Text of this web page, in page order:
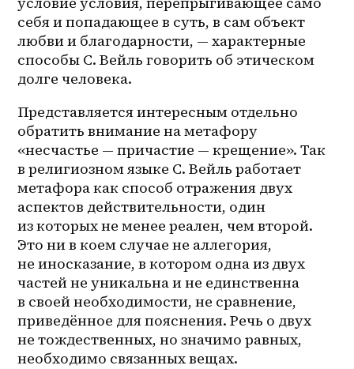
себя и попадающее в суть, в сам объект
любви и благодарности, — характерные
способы С. Вейль говорить об этическом
долге человека.
Представляется интересным отдельно
обратить внимание на метафору
«несчастье — причастие — крещение». Так
в религиозном языке С. Вейль работает
метафора как способ отражения двух
аспектов действительности, один
из которых не менее реален, чем второй.
Это ни в коем случае не аллегория,
не иносказание, в котором одна из двух
частей не уникальна и не единственна
в своей необходимости, не сравнение,
приведённое для пояснения. Речь о двух
не тождественных, но значимо равных,
необходимо связанных вещах.